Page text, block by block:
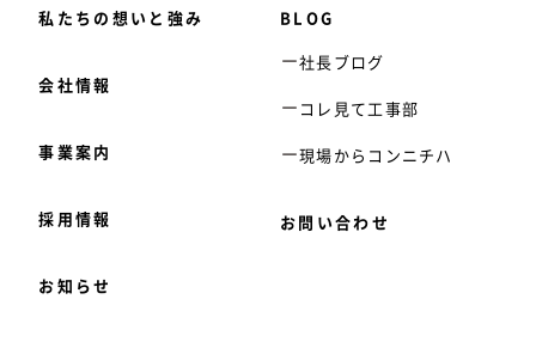
私たちの想いと強み
会社情報
事業案内
採用情報
お知らせ
BLOG
社長ブログ
コレ見て工事部
現場からコンニチハ
お問い合わせ